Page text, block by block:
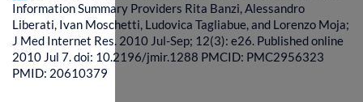
Information Summary Providers Rita Banzi, Alessandro
Liberati, Ivan Moschetti, Ludovica Tagliabue, and Lorenzo Moja;
J Med Internet Res. 2010 Jul-Sep; 12(3): e26. Published online
2010 Jul 7. doi: 10.2196/jmir.1288 PMCID: PMC2956323
PMID: 20610379